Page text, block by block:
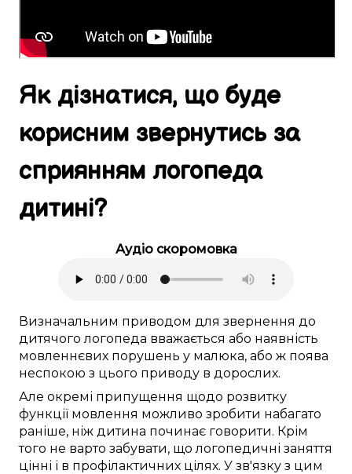
Як дізнатися, що буде
корисним звернутись за
сприянням логопеда
дитині?
Аудіо скоромовка
Визначальним приводом для звернення до
дитячого логопеда вважається або наявність
мовленнєвих порушень у малюка, або ж поява
неспокою з цього приводу в дорослих.
Але окремі припущення щодо розвитку
функції мовлення можливо зробити набагато
раніше, ніж дитина починає говорити. Крім
того не варто забувати, що логопедичні заняття
цінні і в профілактичних цілях. У зв'язку з цим